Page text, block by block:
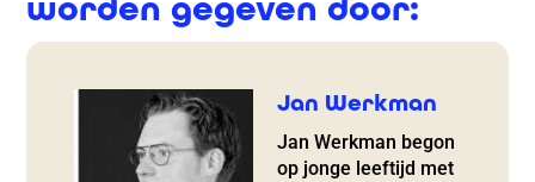
worden gegeven door:
Jan Werkman
Jan Werkman begon
op jonge leeftijd met